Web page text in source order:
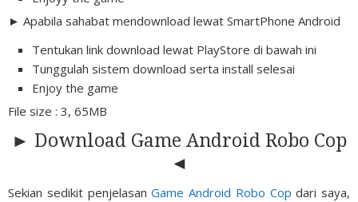
► Apabila sahabat mendownload lewat SmartPhone Android
Tentukan link download lewat PlayStore di bawah ini
Tunggulah sistem download serta install selesai
Enjoy the game
File size : 3, 65MB
► Download Game Android Robo Cop
◄
Sekian sedikit penjelasanGame Android Robo Cop dari saya,